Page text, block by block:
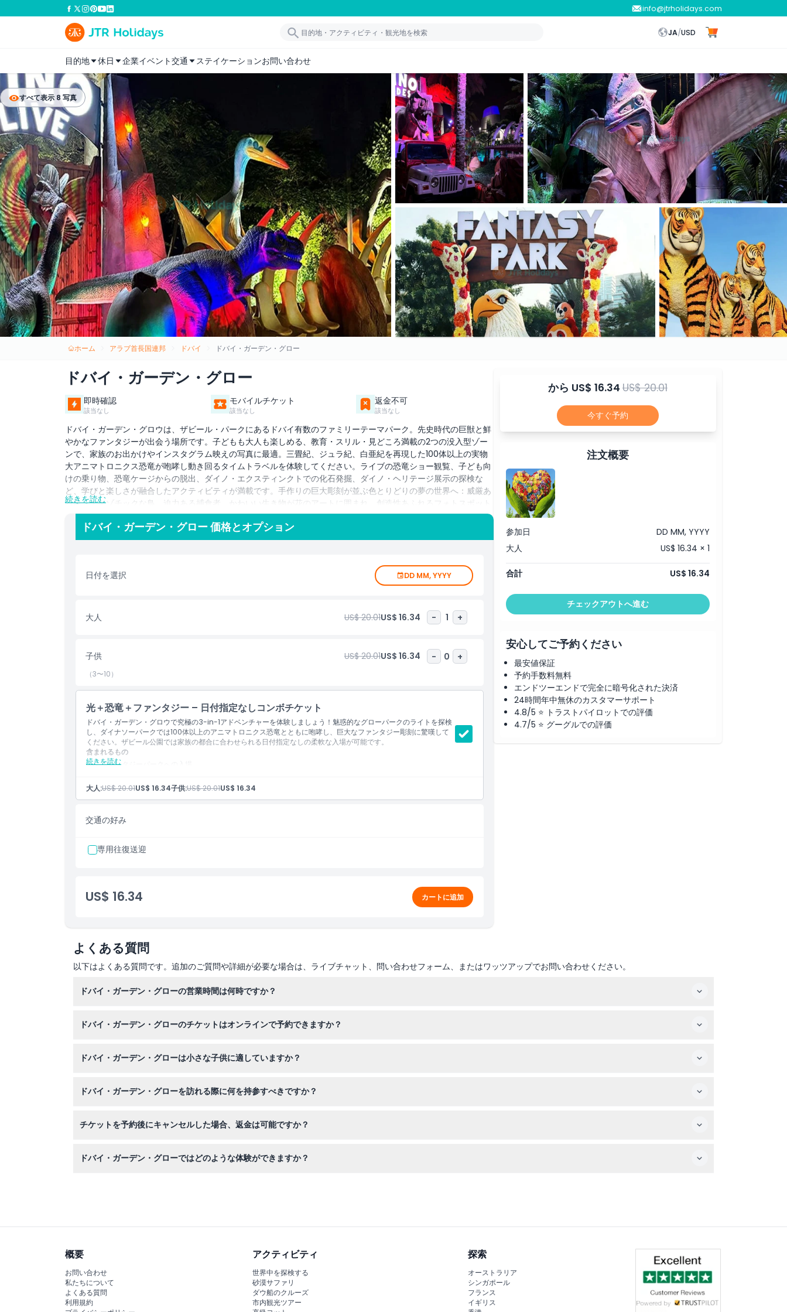
info@jtrholidays.com
JA/USD
目的地 休日 企業イベント交通 ステイケーションお問い合わせ
すべて表示 8 写真
ホーム アラブ首長国連邦 ドバイ ドバイ・ガーデン・グロー
ドバイ・ガーデン・グロー
即時確認
該当なし
モバイルチケット
該当なし
返金不可
該当なし
ドバイ・ガーデン・グロウは、ザビール・パークにあるドバイ有数のファミリーテーマパーク。先史時代の巨獣と鮮
やかなファンタジーが出会う場所です。子どもも大人も楽しめる、教育・スリル・見どころ満載の2つの没入型ゾー
ンで、家族のお出かけやインスタグラム映えの写真に最適。三畳紀、ジュラ紀、白亜紀を再現した100体以上の実物
大アニマトロニクス恐竜が咆哮し動き回るタイムトラベルを体験してください。ライブの恐竜ショー観覧、子ども向
けの乗り物、恐竜ケージからの脱出、ダイノ・エクスティンクトでの化石発掘、ダイノ・ヘリテージ展示の探検な
ど、学びと楽しさが融合したアクティビティが満載です。手作りの巨大彫刻が並ぶ色とりどりの夢の世界へ：威厳あ
る象、エキゾチックな鳥、迫力ある捕食者、かわいい生き物が花のアートに囲まれ、創造性あふれるフォトスポット
が満載。夜間営業は午後5時〜午後11時（日〜金）、土曜は深夜0時まで。ドバイ・ガーデン・グロウは、環境に配慮
したライトで学びと楽しさを融合させます。今すぐチケットを予約して、ドバイの人気ファミリーアクティビティを
体験しよう！
ハイライト
除外事項
営業時間
場所
キャンセルポリシー
続きを読む
ドバイ・ガーデン・グロー 価格とオプション
日付を選択 DD MM, YYYY
大人 US$ 20.01US$ 16.34 - 1 +
子供 US$ 20.01US$ 16.34 - 0 +
（3〜10）
光＋恐竜＋ファンタジー – 日付指定なしコンボチケット
ドバイ・ガーデン・グロウで究極の3-in-1アドベンチャーを体験しましょう！魅惑的なグローパークのライトを探検
し、ダイナソーパークでは100体以上のアニマトロニクス恐竜とともに咆哮し、巨大なファンタジー彫刻に驚嘆して
ください。ザビール公園では家族の都合に合わせられる日付指定なしの柔軟な入場が可能です。
続きを読む
含まれるもの
ファンタジーパークへの入場
大人:US$ 20.01US$ 16.34子供:US$ 20.01US$ 16.34
交通の好み
専用往復送迎
US$ 16.34 カートに追加
から US$ 16.34US$ 20.01
今すぐ予約
注文概要
参加日
DD MM, YYYY
大人
US$ 16.34 × 1
合計 US$ 16.34
チェックアウトへ進む
安心してご予約ください
最安値保証
予約手数料無料
エンドツーエンドで完全に暗号化された決済
24時間年中無休のカスタマーサポート
4.8/5 ⭐ トラストパイロットでの評価
4.7/5 ⭐ グーグルでの評価
よくある質問
以下はよくある質問です。追加のご質問や詳細が必要な場合は、ライブチャット、問い合わせフォーム、またはワッツアップでお問い合わせください。
ドバイ・ガーデン・グローの営業時間は何時ですか？
ご確認ください）。
ドバイ・ガーデン・グローのチケットはオンラインで予約できますか？
ドバイ・ガーデン・グローは小さな子供に適していますか？
ドバイ・ガーデン・グローを訪れる際に何を持参すべきですか？
う。
チケットを予約後にキャンセルした場合、返金は可能ですか？
ドバイ・ガーデン・グローではどのような体験ができますか？
概要
お問い合わせ
私たちについて
よくある質問
利用規約
アクティビティ
世界中を探検する
砂漠サファリ
ダウ船のクルーズ
市内観光ツアー
探索
オーストラリア
シンガポール
フランス
イギリス